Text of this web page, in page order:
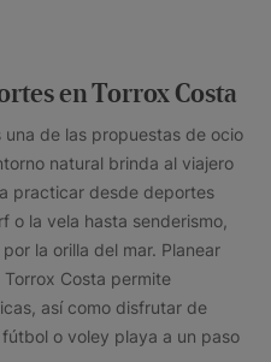
en Torrox Costa
de las propuestas de ocio
natural brinda al viajero
practicar desde deportes
o la vela hasta senderismo,
la orilla del mar. Planear
Costa permite
así como disfrutar de
o voley playa a un paso